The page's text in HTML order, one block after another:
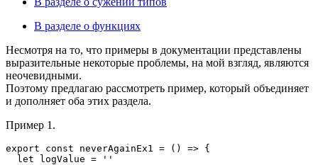
В разделе о функциях
Несмотря на то, что примеры в документации представлены
выразительные некоторые проблемы, на мой взгляд, являются
неочевидными.
Поэтому предлагаю рассмотреть пример, который объединяет
и дополняет оба этих раздела.
Пример 1.
export const neverAgainEx1 = () => {
  let logValue = ''